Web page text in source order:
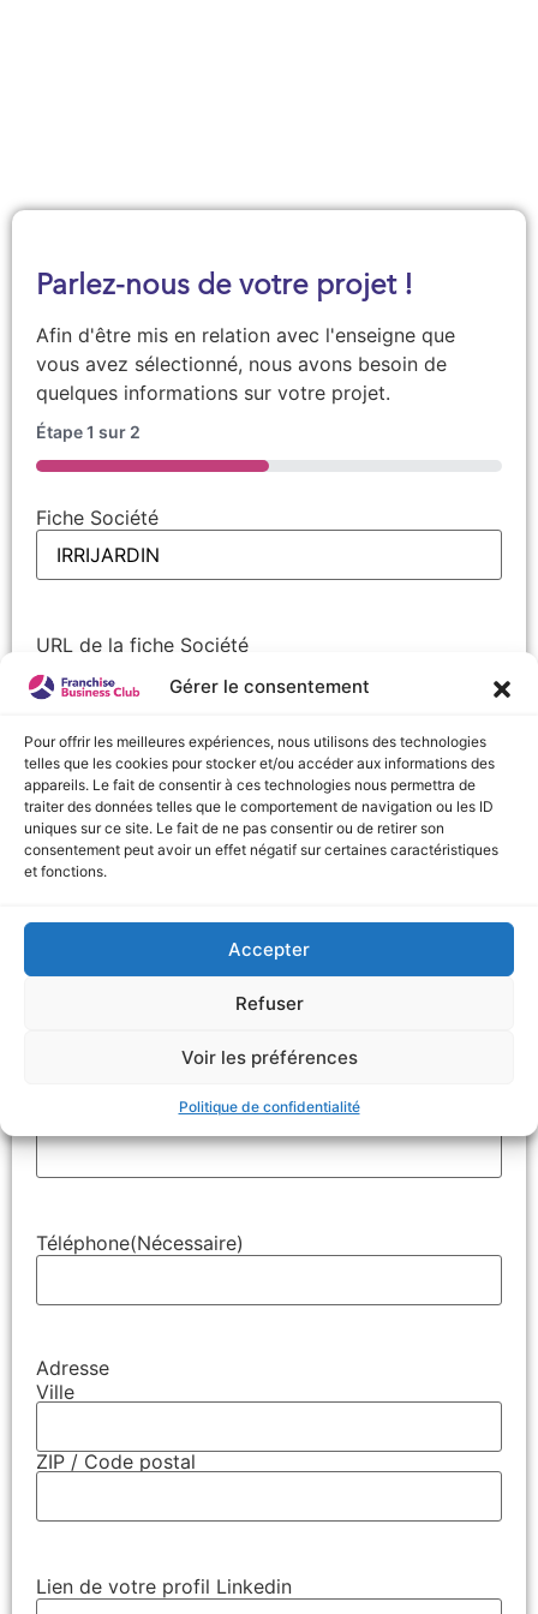
Gérer le consentement
Pour offrir les meilleures expériences, nous utilisons des technologies
telles que les cookies pour stocker et/ou accéder aux informations des
appareils. Le fait de consentir à ces technologies nous permettra de
traiter des données telles que le comportement de navigation ou les ID
uniques sur ce site. Le fait de ne pas consentir ou de retirer son
consentement peut avoir un effet négatif sur certaines caractéristiques
et fonctions.
Accepter
Refuser
Voir les préférences
Politique de confidentialité
Parlez-nous de votre projet !
Afin d'être mis en relation avec l'enseigne que
vous avez sélectionné, nous avons besoin de
quelques informations sur votre projet.
Étape1 sur 2
50%
Fiche Société
URL de la fiche Société
Nom(Nécessaire)
Prénom
Nom
(Nécessaire)
Téléphone(Nécessaire)
Adresse
Ville
ZIP / Code postal
Lien de votre profil Linkedin